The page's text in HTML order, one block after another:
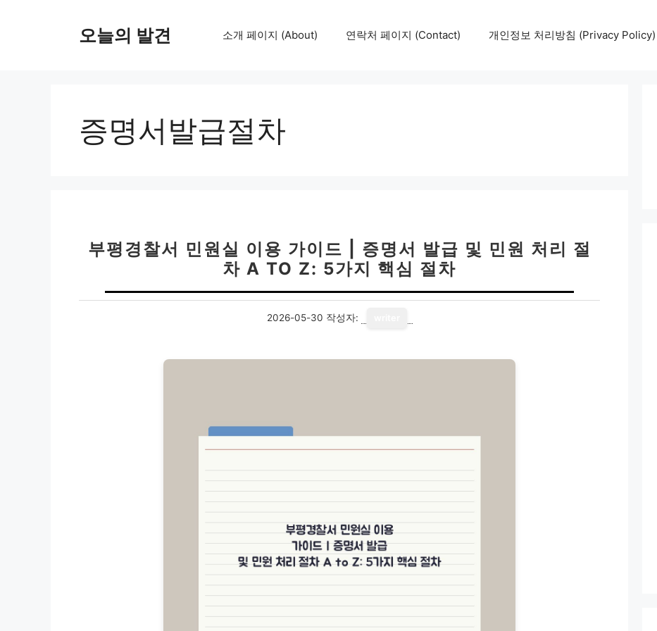
오늘의 발견 소개 페이지 (About) 연락처 페이지 (Contact) 개인정보 처리방침 (Privacy Policy)
증명서발급절차
부평경찰서 민원실 이용 가이드 | 증명서 발급 및 민원 처리 절
차 A TO Z: 5가지 핵심 절차
2026-05-30 작성자: